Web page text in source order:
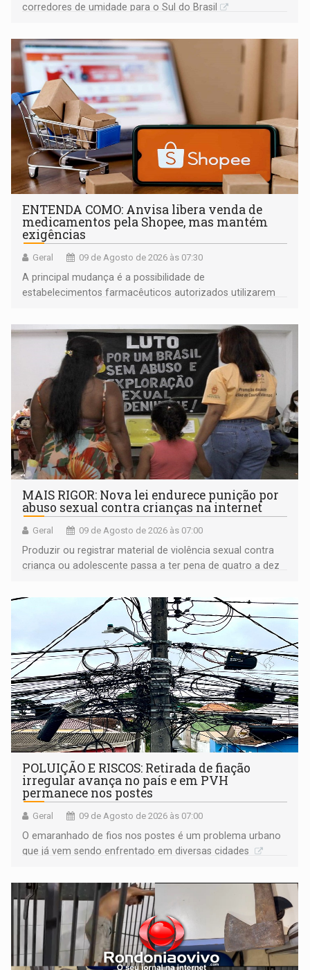
corredores de umidade para o Sul do Brasil
ENTENDA COMO: Anvisa libera venda de
medicamentos pela Shopee, mas mantém
exigências
Geral 09 de Agosto de 2026 às 07:30
A principal mudança é a possibilidade de
estabelecimentos farmacêuticos autorizados utilizarem
MAIS RIGOR: Nova lei endurece punição por
abuso sexual contra crianças na internet
Geral 09 de Agosto de 2026 às 07:00
Produzir ou registrar material de violência sexual contra
criança ou adolescente passa a ter pena de quatro a dez
POLUIÇÃO E RISCOS: Retirada de fiação
irregular avança no país e em PVH
permanece nos postes
Geral 09 de Agosto de 2026 às 07:00
O emaranhado de fios nos postes é um problema urbano
que já vem sendo enfrentado em diversas cidades